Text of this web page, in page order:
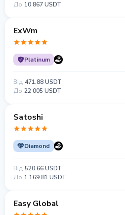
До 10 867 USDT
ExWm
Platinum
Від 471.88 USDT
До 22 005 USDT
Satoshi
Diamond
Від 520.66 USDT
До 1 169.81 USDT
Easy Global